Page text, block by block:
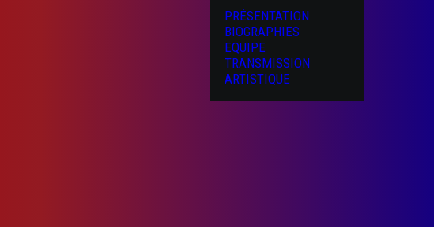
PRÉSENTATION
BIOGRAPHIES
EQUIPE
TRANSMISSION
ARTISTIQUE